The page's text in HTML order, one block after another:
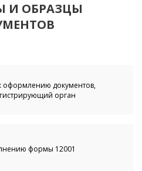
И ОБРАЗЦЫ
оформлению документов,
орган
формы 12001